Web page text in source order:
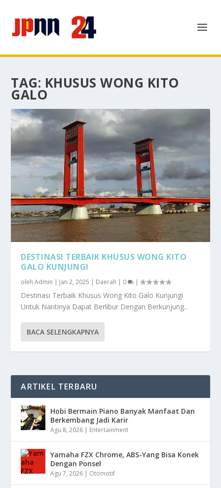
TAG: KHUSUS WONG KITO
GALO
DESTINASI TERBAIK KHUSUS WONG KITO
GALO KUNJUNGI
olehAdmin | Jan 2, 2025 | Daerah | 0 |
Destinasi Terbaik Khusus Wong Kito Galo Kunjungi
Untuk Nantinya Dapat Berlibur Dengan Berkunjung...
BACA SELENGKAPNYA
ARTIKEL TERBARU
Hobi Bermain Piano Banyak Manfaat Dan
Berkembang Jadi Karir
Agu 8, 2026 | Entertainment
Yamaha FZX Chrome, ABS-Yang Bisa Konek
Dengan Ponsel
Agu 7, 2026 | Otomotif